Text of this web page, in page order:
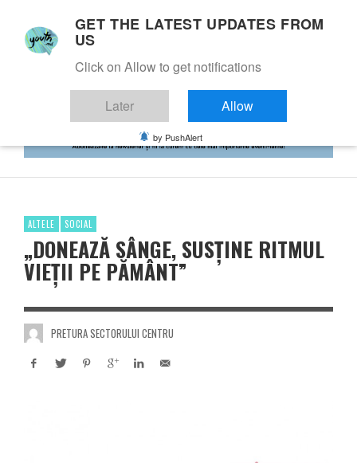
ALTELE SOCIAL
„DONEAZĂ SÂNGE, SUSȚINE RITMUL
VIEȚII PE PĂMÂNT”
PRETURA SECTORULUI CENTRU
GET THE LATEST UPDATES FROM
US
Click on Allow to get notifications
Later Allow
by PushAlert